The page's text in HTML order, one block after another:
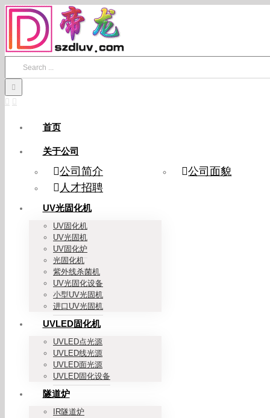
Skip
content
首页
关于公司
公司简介
公司面貌
人才招聘
UV光固化机
UV固化机
UV光固机
UV固化炉
光固化机
紫外线杀菌机
UV光固化设备
小型UV光固机
进口UV光固机
UVLED固化机
UVLED点光源
UVLED线光源
UVLED面光源
UVLED固化设备
隧道炉
IR隧道炉